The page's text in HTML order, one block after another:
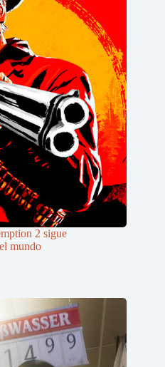
2 sigue
mundo